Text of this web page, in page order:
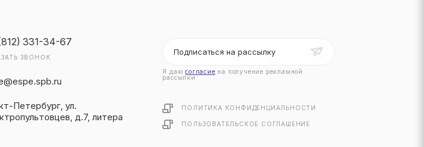
331-34-67
ЗВОНОК
Петербург, ул.
д.7, литера
Подписаться на рассылку
Я даюсогласие на получение рекламной
рассылки
ПОЛИТИКА КОНФИДЕНЦИАЛЬНОСТИ
ПОЛЬЗОВАТЕЛЬСКОЕ СОГЛАШЕНИЕ